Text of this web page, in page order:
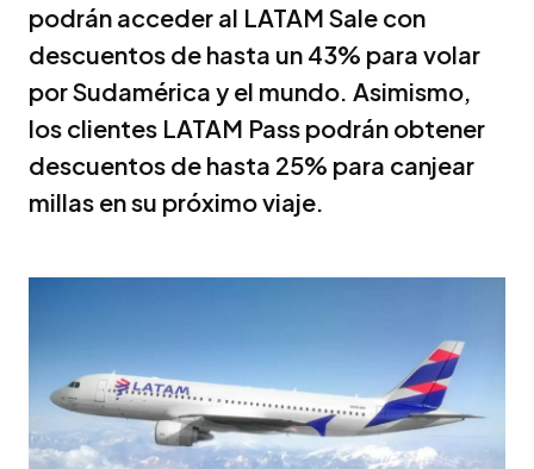
podrán acceder al LATAM Sale con
descuentos de hasta un 43% para volar
por Sudamérica y el mundo. Asimismo,
los clientes LATAM Pass podrán obtener
descuentos de hasta 25% para canjear
millas en su próximo viaje.